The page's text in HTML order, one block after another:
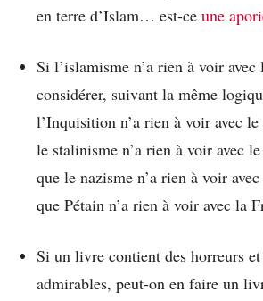
en terre d’Islam… est-ce une
Si l’islamisme n’a rien à voir
considérer, suivant la même
l’Inquisition n’a rien à voir avec
le stalinisme n’a rien à voir avec
que le nazisme n’a rien à voir
que Pétain n’a rien à voir avec la
Si un livre contient des horreurs et
admirables, peut-on en faire un